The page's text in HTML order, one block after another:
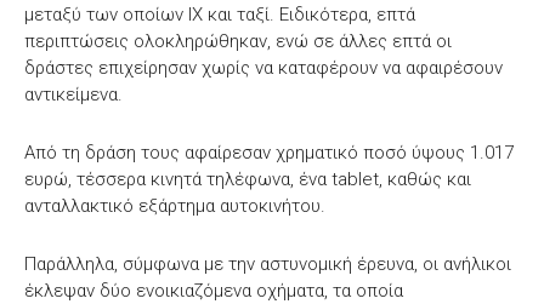
μεταξύ των οποίων ΙΧ και ταξί. Ειδικότερα, επτά
περιπτώσεις ολοκληρώθηκαν, ενώ σε άλλες επτά οι
δράστες επιχείρησαν χωρίς να καταφέρουν να αφαιρέσουν
αντικείμενα.
Από τη δράση τους αφαίρεσαν χρηματικό ποσό ύψους 1.017
ευρώ, τέσσερα κινητά τηλέφωνα, ένα tablet, καθώς και
ανταλλακτικό εξάρτημα αυτοκινήτου.
Παράλληλα, σύμφωνα με την αστυνομική έρευνα, οι ανήλικοι
έκλεψαν δύο ενοικιαζόμενα οχήματα, τα οποία